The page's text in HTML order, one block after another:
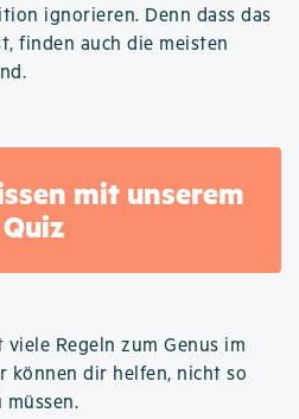
ignorieren. Denn dass das
finden auch die meisten
mit unserem
Quiz
Regeln zum Genus im
können dir helfen, nicht so